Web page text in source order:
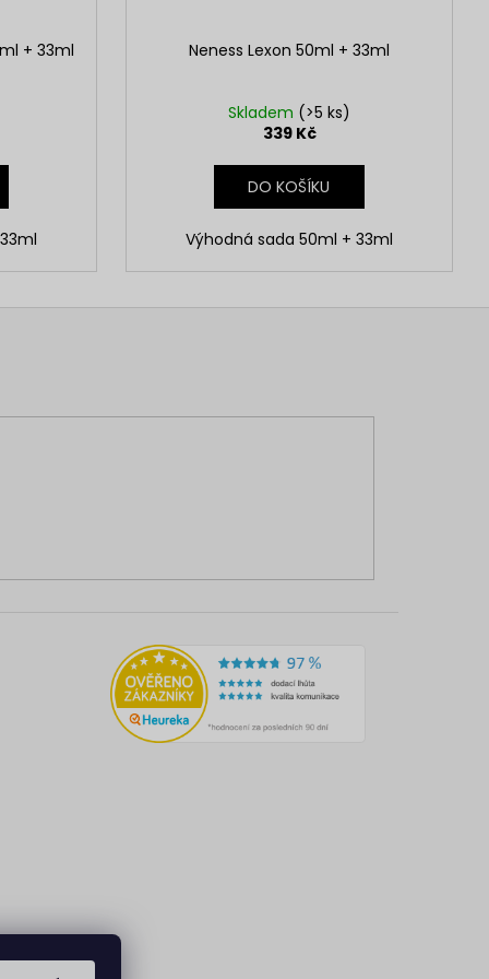
+ 33ml Neness Lexon 50ml + 33ml
Skladem (>5 ks)
339 Kč
DO KOŠÍKU
Výhodná sada 50ml + 33ml